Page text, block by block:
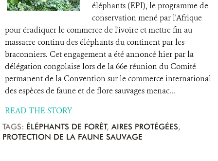
éléphants (EPI), le programme de
conservation mené par l'Afrique
pour éradiquer le commerce de l'ivoire et mettre fin au
massacre continu des éléphants du continent par les
braconniers. Cet engagement a été annoncé hier par la
délégation congolaise lors de la 66e réunion du Comité
permanent de la Convention sur le commerce international
des espèces de faune et de flore sauvages menac...
READ THE STORY
TAGS: ÉLÉPHANTS DE FORÊT, AIRES PROTÉGÉES,
PROTECTION DE LA FAUNE SAUVAGE